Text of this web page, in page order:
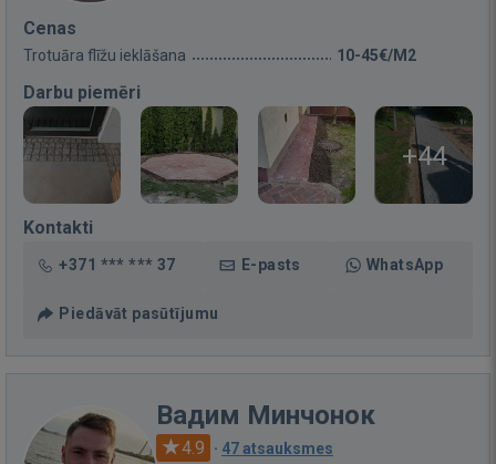
Cenas
Trotuāra flīžu ieklāšana 10-45€/M2
Darbu piemēri
+44
Kontakti
+371 *** *** 37 E-pasts WhatsApp
Piedāvāt pasūtījumu
Вадим Минчонок
4.9 · 47 atsauksmes